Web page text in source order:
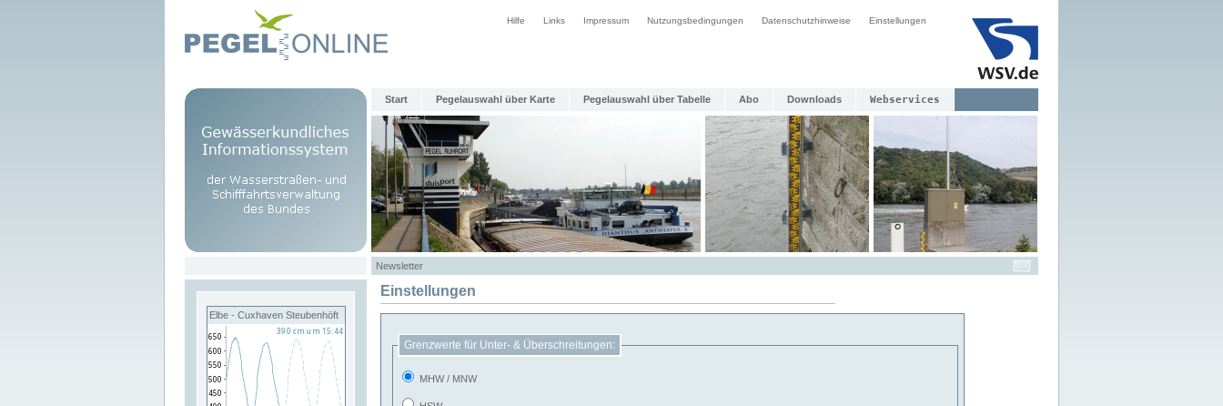
Hilfe Links Impressum Nutzungsbedingungen Datenschutzhinweise Einstellungen
Start Pegelauswahl über Karte Pegelauswahl über Tabelle Abo Downloads Webservices
Newsletter
Elbe - Cuxhaven Steubenhöft
Einstellungen
Grenzwerte für Unter- & Überschreitungen:
MHW / MNW